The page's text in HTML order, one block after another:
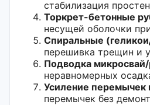
стабилизация
Торкрет-бетонные
несущей оболочки
Спиральные
перешивка трещин и
Подводка
неравномерных
Усиление перемычек
перемычек без